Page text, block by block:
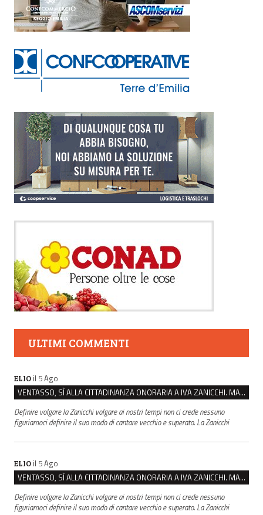
ULTIMI COMMENTI
ELIO il 5 Ago
VENTASSO, SÌ ALLA CITTADINANZA ONORARIA A IVA ZANICCHI. MA BARGIACCHI: “È DI PESSIMO GUSTO”
Definire volgare la Zanicchi volgare ai nostri tempi non ci crede nessuno
figuriamoci definire il suo modo di cantare vecchio e superato. La Zanicchi
ELIO il 5 Ago
VENTASSO, SÌ ALLA CITTADINANZA ONORARIA A IVA ZANICCHI. MA BARGIACCHI: “È DI PESSIMO GUSTO”
Definire volgare la Zanicchi volgare ai nostri tempi non ci crede nessuno
figuriamoci definire il suo modo di cantare vecchio e superato. La Zanicchi